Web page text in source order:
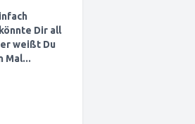
Dir all
weißt Du
Mal...